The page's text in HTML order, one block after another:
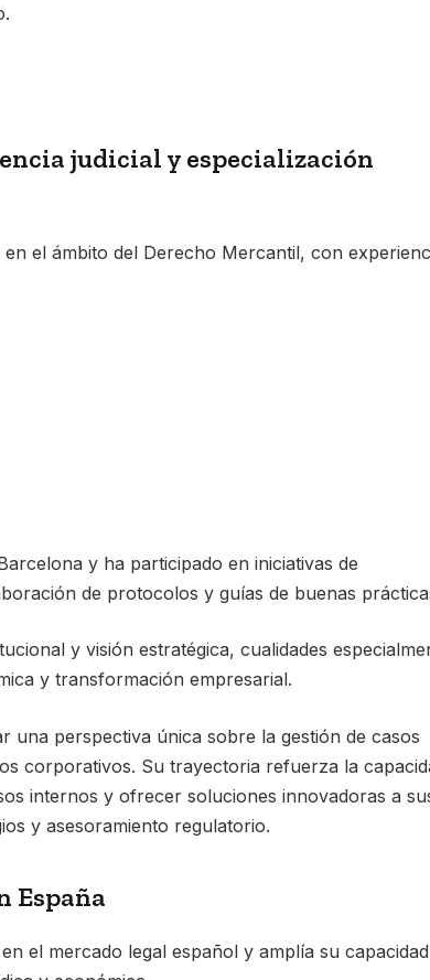
judicial y especialización
el ámbito del Derecho Mercantil, con
y ha participado en iniciativas de
de protocolos y guías de buenas
y visión estratégica, cualidades
y transformación empresarial.
una perspectiva única sobre la gestión de casos
corporativos. Su trayectoria refuerza la
internos y ofrecer soluciones innovadoras a
y asesoramiento regulatorio.
España
el mercado legal español y amplía su